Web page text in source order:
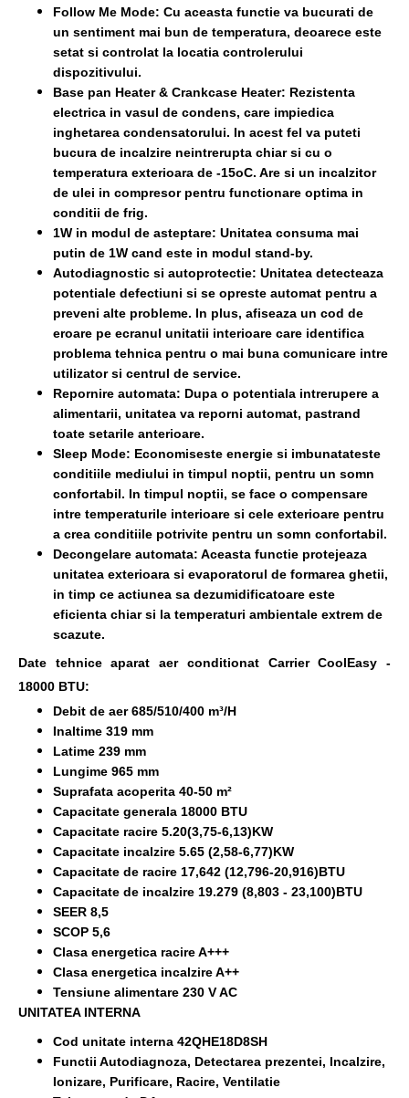
Follow Me Mode: Cu aceasta functie va bucurati de
un sentiment mai bun de temperatura, deoarece este
setat si controlat la locatia controlerului
dispozitivului.
Base pan Heater & Crankcase Heater: Rezistenta
electrica in vasul de condens, care impiedica
inghetarea condensatorului. In acest fel va puteti
bucura de incalzire neintrerupta chiar si cu o
temperatura exterioara de -15oC. Are si un incalzitor
de ulei in compresor pentru functionare optima in
conditii de frig.
1W in modul de asteptare: Unitatea consuma mai
putin de 1W cand este in modul stand-by.
Autodiagnostic si autoprotectie: Unitatea detecteaza
potentiale defectiuni si se opreste automat pentru a
preveni alte probleme. In plus, afiseaza un cod de
eroare pe ecranul unitatii interioare care identifica
problema tehnica pentru o mai buna comunicare intre
utilizator si centrul de service.
Repornire automata: Dupa o potentiala intrerupere a
alimentarii, unitatea va reporni automat, pastrand
toate setarile anterioare.
Sleep Mode: Economiseste energie si imbunatateste
conditiile mediului in timpul noptii, pentru un somn
confortabil. In timpul noptii, se face o compensare
intre temperaturile interioare si cele exterioare pentru
a crea conditiile potrivite pentru un somn confortabil.
Decongelare automata: Aceasta functie protejeaza
unitatea exterioara si evaporatorul de formarea ghetii,
in timp ce actiunea sa dezumidificatoare este
eficienta chiar si la temperaturi ambientale extrem de
scazute.
Date tehnice aparat aer conditionat Carrier CoolEasy -
18000 BTU:
Debit de aer 685/510/400 m³/H
Inaltime 319 mm
Latime 239 mm
Lungime 965 mm
Suprafata acoperita 40-50 m²
Capacitate generala 18000 BTU
Capacitate racire 5.20(3,75-6,13)KW
Capacitate incalzire 5.65 (2,58-6,77)KW
Capacitate de racire 17,642 (12,796-20,916)BTU
Capacitate de incalzire 19.279 (8,803 - 23,100)BTU
SEER 8,5
SCOP 5,6
Clasa energetica racire A+++
Clasa energetica incalzire A++
Tensiune alimentare 230 V AC
UNITATEA INTERNA
Cod unitate interna 42QHE18D8SH
Functii Autodiagnoza, Detectarea prezentei, Incalzire,
Ionizare, Purificare, Racire, Ventilatie